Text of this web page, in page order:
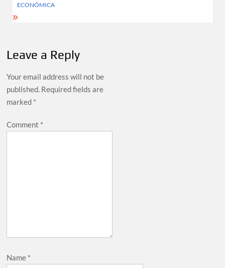
ECONÓMICA
Leave a Reply
Your email address will not be
published. Required fields are
marked *
Comment *
Name *